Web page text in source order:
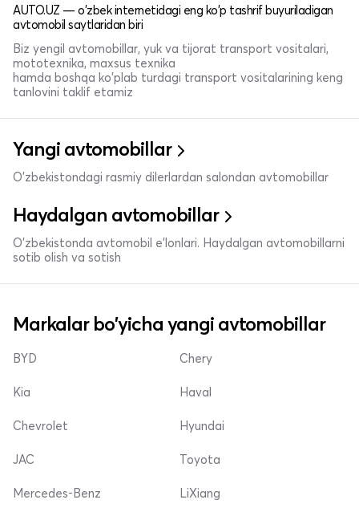
AUTO.UZ — o'zbek internetidagi eng ko'p tashrif buyuriladigan
avtomobil saytlaridan biri
Biz yengil avtomobillar, yuk va tijorat transport vositalari,
mototexnika, maxsus texnika
hamda boshqa ko'plab turdagi transport vositalarining keng
tanlovini taklif etamiz
Yangi avtomobillar
O'zbekistondagi rasmiy dilerlardan salondan avtomobillar
Haydalgan avtomobillar
O'zbekistonda avtomobil e’lonlari. Haydalgan avtomobillarni
sotib olish va sotish
Markalar bo'yicha yangi avtomobillar
BYD
Kia
Chevrolet
Chery
Haval
Hyundai
JAC
Mercedes-Benz
Toyota
LiXiang